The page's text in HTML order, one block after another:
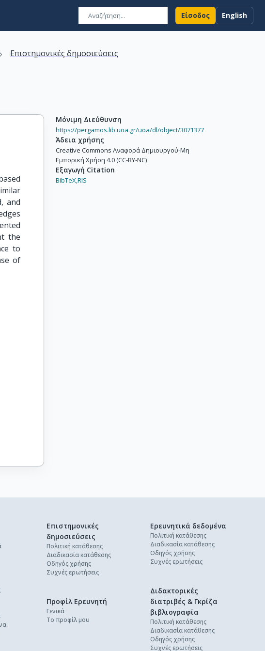
Είσοδος English
› Επιστημονικές δημοσιεύσεις
and
the
to
of
Μόνιμη Διεύθυνση
https://pergamos.lib.uoa.gr/uoa/dl/object/3071377
Άδεια χρήσης
Creative Commons Αναφορά Δημιουργού-Μη
Εμπορική Χρήση 4.0 (CC-BY-NC)
Εξαγωγή Citation
BibTeX,RIS
Επιστημονικές
δημοσιεύσεις
Πολιτική κατάθεσης
Διαδικασία κατάθεσης
Οδηγός χρήσης
Συχνές ερωτήσεις
Ερευνητικά δεδομένα
Πολιτική κατάθεσης
Διαδικασία κατάθεσης
Οδηγός χρήσης
Συχνές ερωτήσεις
Διδακτορικές
διατριβές & Γκρίζα
βιβλιογραφία
Πολιτική κατάθεσης
Διαδικασία κατάθεσης
Οδηγός χρήσης
Συχνές ερωτήσεις
Προφίλ Ερευνητή
Γενικά
Το προφίλ μου